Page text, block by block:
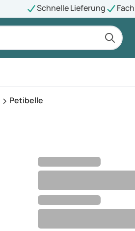
Schnelle Lieferung
Petibelle